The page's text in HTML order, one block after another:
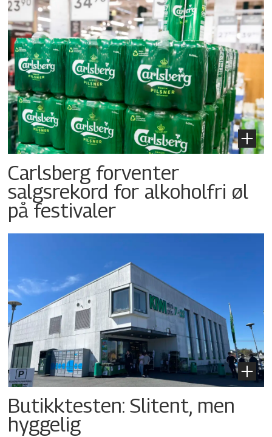
Carlsberg forventer
salgsrekord for alkoholfri øl
på festivaler
Butikktesten: Slitent, men
hyggelig